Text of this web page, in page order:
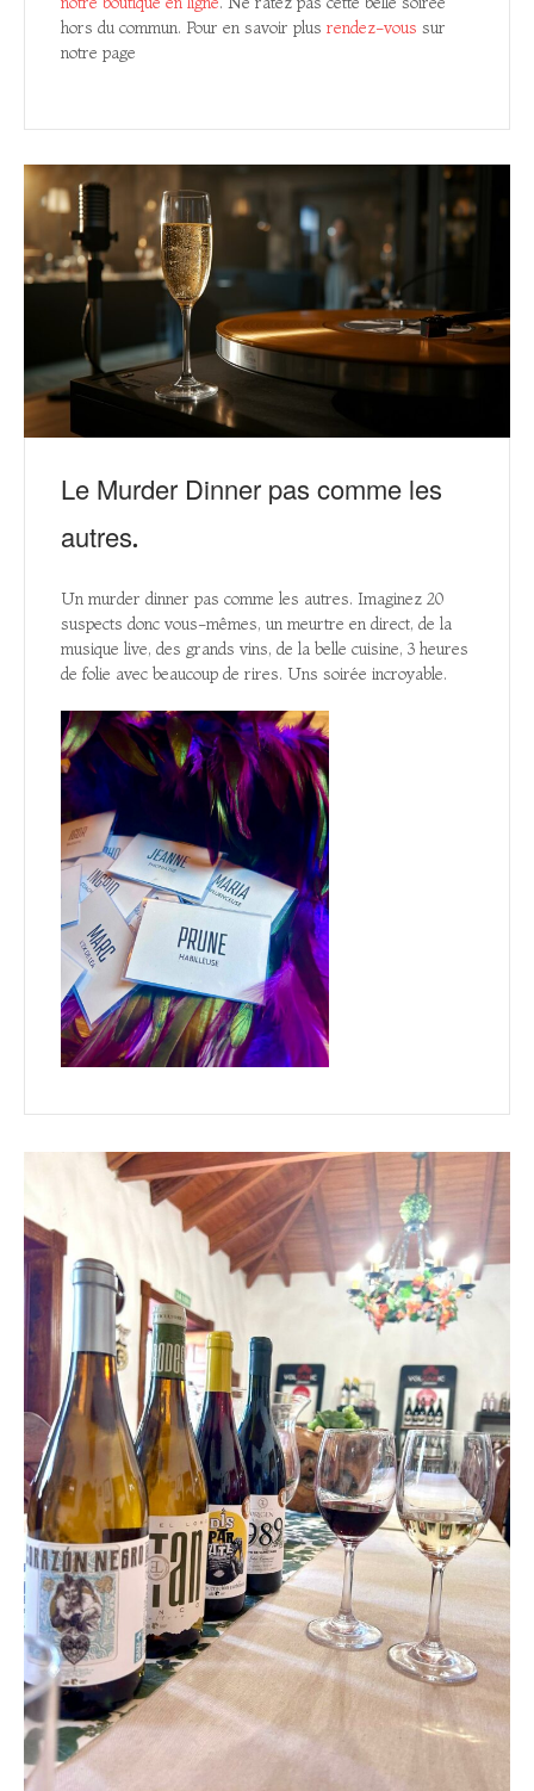
hors du commun. Pour en savoir plus rendez-vous sur
notre page
Le Murder Dinner pas comme les
autres.
Un murder dinner pas comme les autres. Imaginez 20
suspects donc vous-mêmes, un meurtre en direct, de la
musique live, des grands vins, de la belle cuisine, 3 heures
de folie avec beaucoup de rires. Uns soirée incroyable.